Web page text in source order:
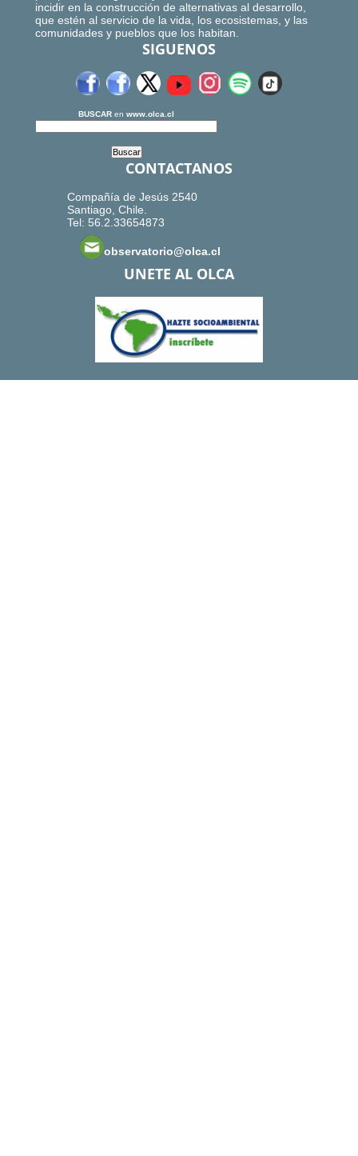
incidir en la construcción de alternativas al desarrollo,
que estén al servicio de la vida, los ecosistemas, y las
comunidades y pueblos que los habitan.
SIGUENOS
BUSCAR en www.olca.cl
CONTACTANOS
Compañía de Jesús 2540
Santiago, Chile.
Tel: 56.2.33654873
observatorio@olca.cl
UNETE AL OLCA